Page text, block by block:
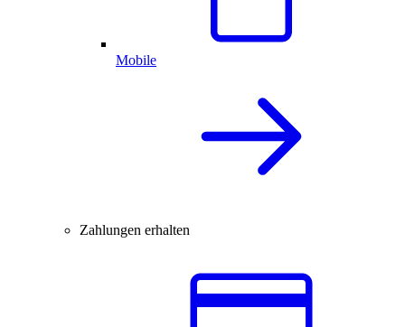
Mobile
Zahlungen erhalten